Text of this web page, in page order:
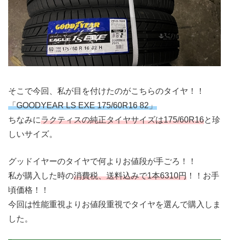
そこで今回、私が目を付けたのがこちらのタイヤ！！
「GOODYEAR LS EXE 175/60R16 82」
ちなみにラクティスの純正タイヤサイズは175/60R16と珍
しいサイズ。
グッドイヤーのタイヤで何よりお値段が手ごろ！！
私が購入した時の消費税、送料込みで1本6310円 ！！お手
頃価格！！
今回は性能重視よりお値段重視でタイヤを選んで購入しま
した。